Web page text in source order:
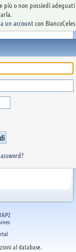
più o non possiedi
un account con
al database.